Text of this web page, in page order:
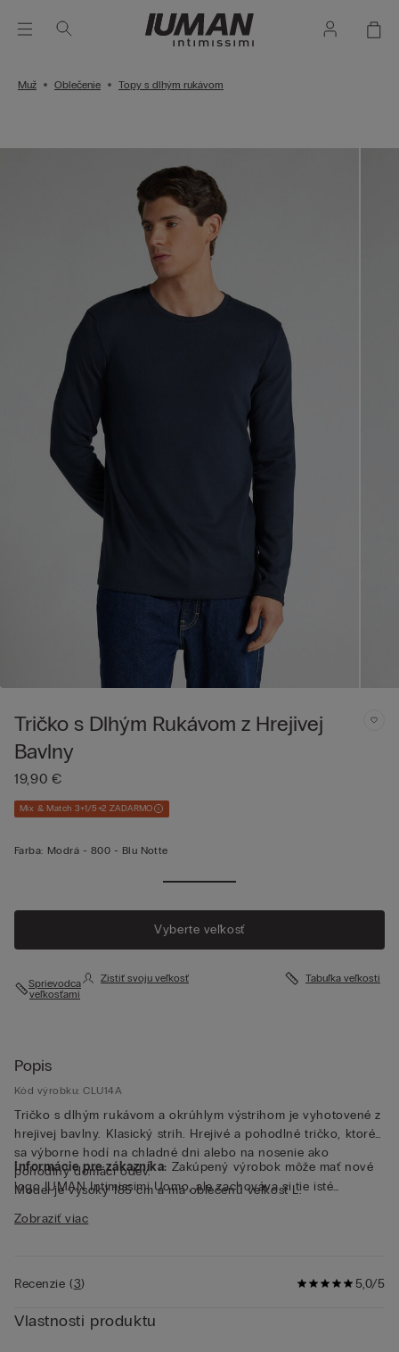
Muž Oblečenie Topy s dlhým rukávom
Tričko s Dlhým Rukávom z Hrejivej
Bavlny
19,90 €
Mix & Match 3+1/5+2 ZADARMO
Farba: Modrá - 800 - Blu Notte
Vyberte veľkosť
Sprievodca
veľkosťami
Zistiť svoju veľkosť Tabuľka veľkostí
Popis
Kód výrobku: CLU14A
Tričko s dlhým rukávom a okrúhlym výstrihom je vyhotovené z
hrejivej bavlny. Klasický strih. Hrejivé a pohodlné tričko, ktoré
sa výborne hodí na chladné dni alebo na nosenie ako
pohodlný domáci odev.
Model je vysoký 185 cm a má oblečenú veľkosť L.
Informácie pre zákazníka: Zakúpený výrobok môže mať nové
logo IUMAN Intimissimi Uomo, ale zachováva si tie isté
na tejto stránke.
Zobraziť viac
5,0/5
Recenzie(3)
Vlastnosti produktu